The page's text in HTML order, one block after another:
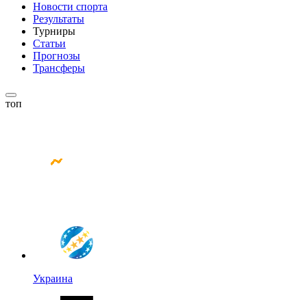
Новости спорта
Результаты
Турниры
Статьи
Прогнозы
Трансферы
топ
Украина